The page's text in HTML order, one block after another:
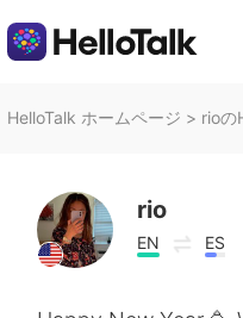
HelloTalk ホームページ > rioの
rio
EN ES